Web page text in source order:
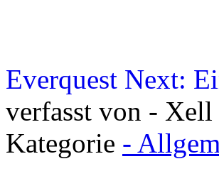
Everquest Next:
verfasst von - Xell
Kategorie -